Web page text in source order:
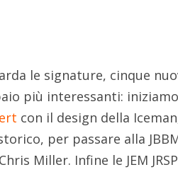
le signature, cinque
più interessanti:
con il design della
per passare alla
Miller. Infine le JEM